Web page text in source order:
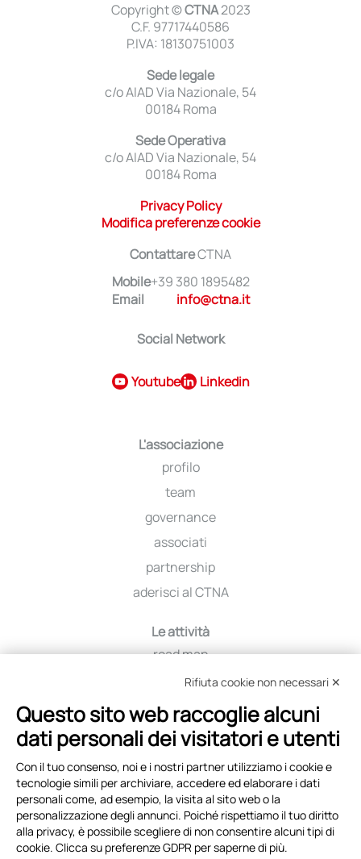
Copyright ©CTNA2023
C.F. 97717440586
P.IVA: 18130751003
Sede legale
c/o AIAD Via Nazionale, 54
00184 Roma
Sede Operativa
c/o AIAD Via Nazionale, 54
00184 Roma
Privacy Policy
Modifica preferenze cookie
ContattareCTNA
Mobile+39 380 1895482
Email
info@ctna.it
Social Network
Youtube Linkedin
L'associazione
profilo
team
governance
associati
partnership
aderisci al CTNA
Le attività
road map
iniziative
viaggio tra i distretti
education
Eventi e News
copertina
archivio eventi
Rifiuta cookie non necessari ✕
Questo sito web raccoglie alcuni
dati personali dei visitatori e utenti
Con il tuo consenso, noi e i nostri partner utilizziamo i cookie e
tecnologie simili per archiviare, accedere ed elaborare i dati
personali come, ad esempio, la visita al sito web o la
personalizzazione degli annunci. Poiché rispettiamo il tuo diritto
alla privacy, è possibile scegliere di non consentire alcuni tipi di
cookie. Clicca su preferenze GDPR per saperne di più.